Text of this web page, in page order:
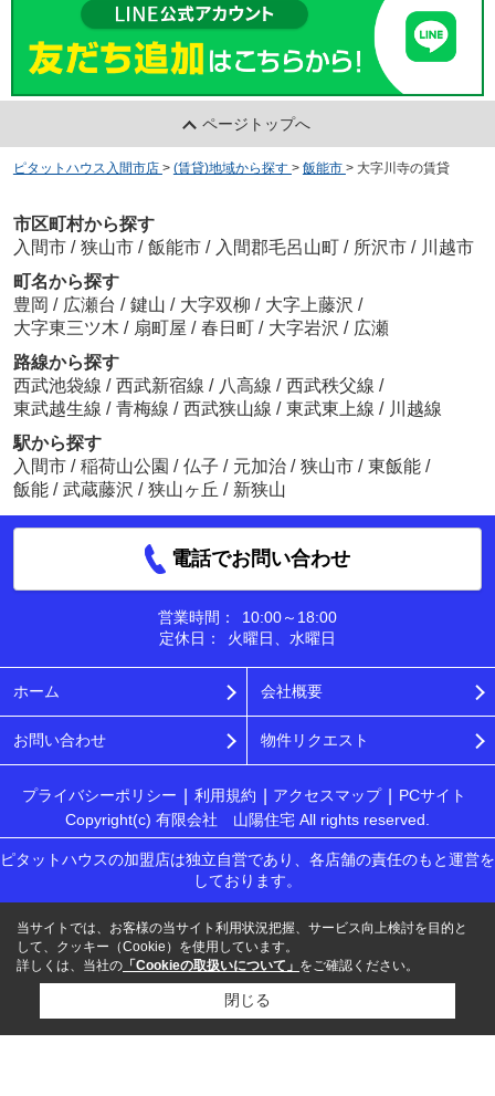
ページトップへ
ピタットハウス入間市店 > (賃貸)地域から探す > 飯能市 > 大字川寺の賃貸
市区町村から探す
入間市 / 狭山市 / 飯能市 / 入間郡毛呂山町 / 所沢市 / 川越市
町名から探す
豊岡 / 広瀬台 / 鍵山 / 大字双柳 / 大字上藤沢 /
大字東三ツ木 / 扇町屋 / 春日町 / 大字岩沢 / 広瀬
路線から探す
西武池袋線 / 西武新宿線 / 八高線 / 西武秩父線 /
東武越生線 / 青梅線 / 西武狭山線 / 東武東上線 / 川越線
駅から探す
入間市 / 稲荷山公園 / 仏子 / 元加治 / 狭山市 / 東飯能 /
飯能 / 武蔵藤沢 / 狭山ヶ丘 / 新狭山
電話でお問い合わせ
営業時間：
10:00～18:00
定休日：
火曜日、水曜日
ホーム 会社概要
お問い合わせ 物件リクエスト
プライバシーポリシー 利用規約 アクセスマップ
PCサイト
Copyright(c) 有限会社 山陽住宅 All rights reserved.
ピタットハウスの加盟店は独立自営であり、各店舗の責任のもと運営を
しております。
当サイトでは、お客様の当サイト利用状況把握、サービス向上検討を目的と
して、クッキー（Cookie）を使用しています。
詳しくは、当社の 「Cookieの取扱いについて」 をご確認ください。
閉じる